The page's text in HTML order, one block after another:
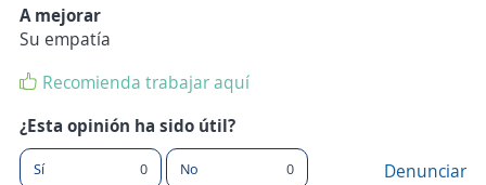
A mejorar
Su empatía
Recomienda trabajar aquí
¿Esta opinión ha sido útil?
Sí 0 No 0 Denunciar